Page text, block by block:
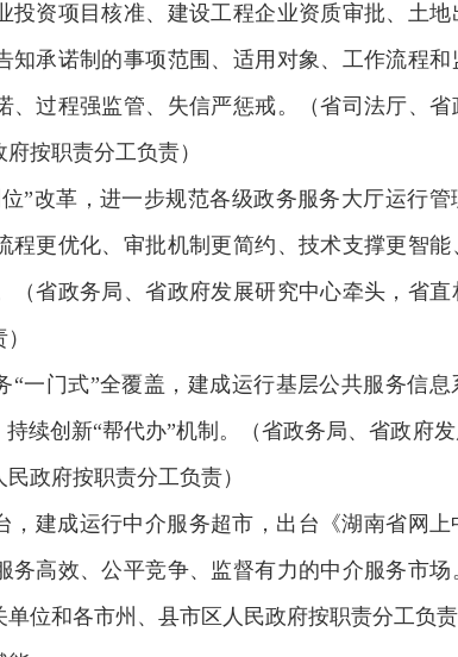
投资项目核准、建设工程企业资质审批、土
知承诺制的事项范围、适用对象、工作流程
、过程强监管、失信严惩戒。（省司法厅、
按职责分工负责）
位”改革，进一步规范各级政务服务大厅运行
程更优化、审批机制更简约、技术支撑更智
（省政务局、省政府发展研究中心牵头，省
“一门式”全覆盖，建成运行基层公共服务信
持续创新“帮代办”机制。（省政务局、省政府
政府按职责分工负责）
，建成运行中介服务超市，出台《湖南省网
务高效、公平竞争、监督有力的中介服务市
位和各市州、县市区人民政府按职责分工负责